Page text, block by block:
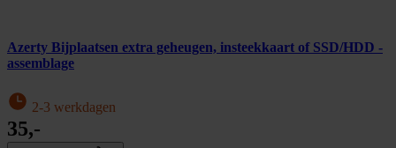
Azerty Bijplaatsen extra geheugen, insteekkaart of SSD/HDD -
assemblage
2-3 werkdagen
35,-